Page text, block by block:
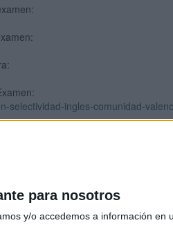
para nosotros
y/o accedemos a información en
selectividad-ingles-comunidad-